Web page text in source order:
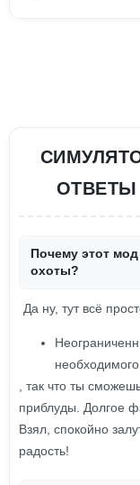
Почему этот
охоты?
Да ну, тут всё
необходимого.
, так что ты
приблуды. Долгое
Взял, спокойно
радость!